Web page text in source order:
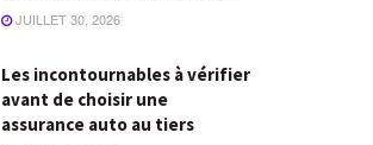
JUILLET 30, 2026
Les incontournables à vérifier
avant de choisir une
assurance auto au tiers